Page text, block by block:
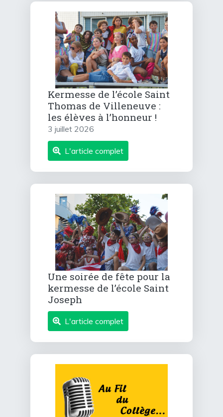
Kermesse de l’école Saint
Thomas de Villeneuve :
les élèves à l’honneur !
3 juillet 2026
L'article complet
Une soirée de fête pour la
kermesse de l’école Saint
Joseph
L'article complet